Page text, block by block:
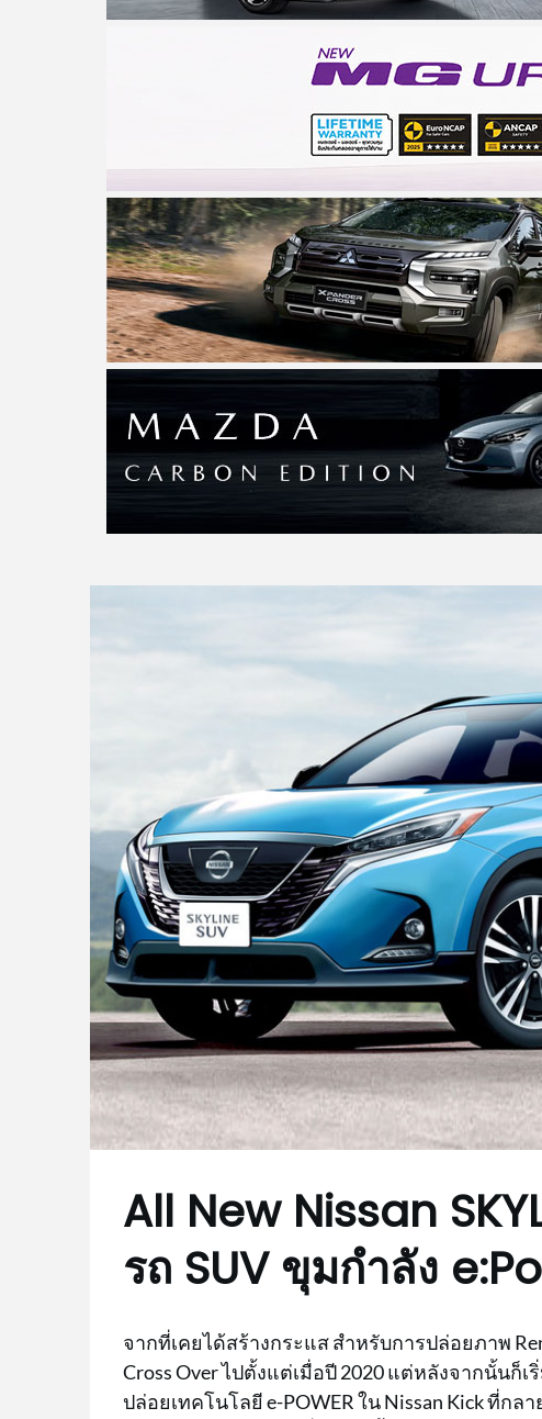
All New Nissan
รถ SUV ขุมกำลัง
จากที่เคยได้สร้างกระแส สำหรับการปล่อยภาพ
Cross Over ไปตั้งแต่เมื่อปี 2020 แต่หลังจากนั้นก็
ปล่อยเทคโนโลยี e-POWER ใน Nissan Kick ที่ก